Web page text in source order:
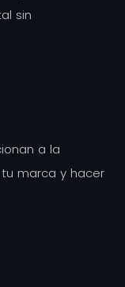
sin
a la
marca y hacer